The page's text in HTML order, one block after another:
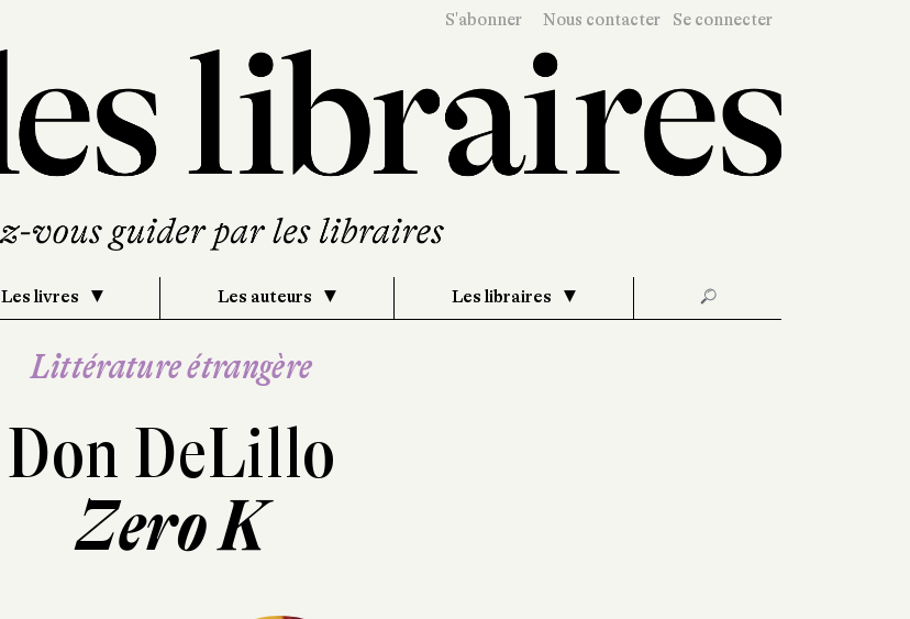
S'abonner Nous contacter Se connecter
Les livres Les auteurs Les libraires 🔎
Littérature étrangère
Don DeLillo
Zero K